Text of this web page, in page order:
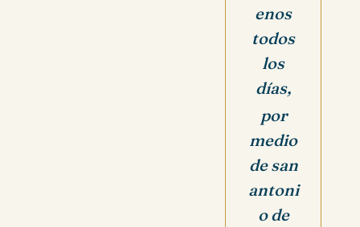
enos
todos
los
días,
por
medio
de san
antoni
o de